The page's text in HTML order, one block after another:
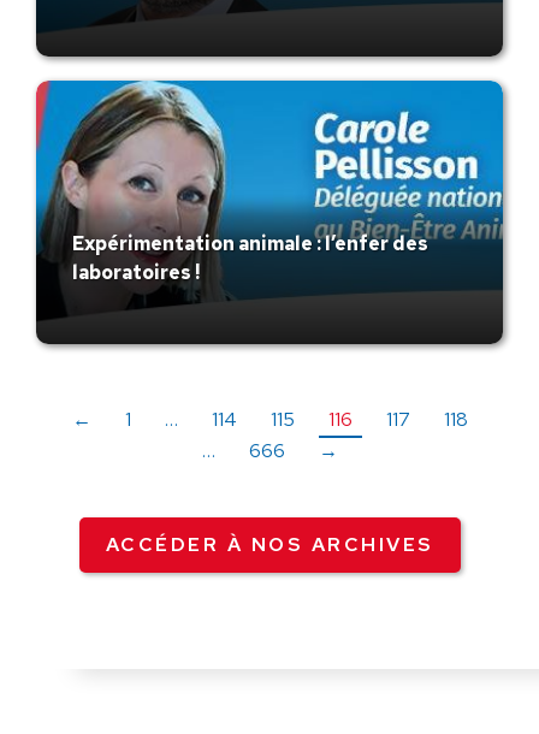
Expérimentation animale : l’enfer des
laboratoires !
← 1 … 114 115 116 117
118
…
666 →
ACCÉDER À NOS ARCHIVES